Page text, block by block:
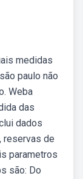
medidas
paulo não
Weba
das
dados
reservas de
parametros
são: Do